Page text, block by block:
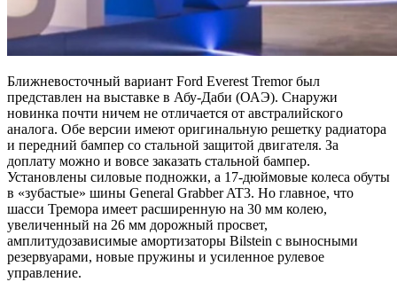
Ближневосточный вариант Ford Everest Tremor был
представлен на выставке в Абу-Даби (ОАЭ). Снаружи
новинка почти ничем не отличается от австралийского
аналога. Обе версии имеют оригинальную решетку радиатора
и передний бампер со стальной защитой двигателя. За
доплату можно и вовсе заказать стальной бампер.
Установлены силовые подножки, а 17-дюймовые колеса обуты
в «зубастые» шины General Grabber AT3. Но главное, что
шасси Тремора имеет расширенную на 30 мм колею,
увеличенный на 26 мм дорожный просвет,
амплитудозависимые амортизаторы Bilstein с выносными
резервуарами, новые пружины и усиленное рулевое
управление.